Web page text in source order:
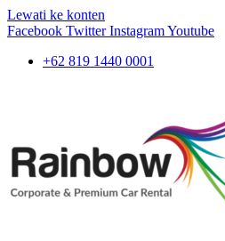
Lewati ke konten
Facebook Twitter InstagramYoutube
+62 819 1440 0001